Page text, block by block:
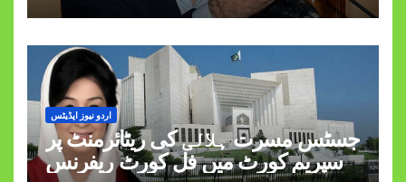
اردو نیوز اپڈیٹس
جسٹس مسرت ہلالی کی ریٹائرمنٹ پر
سپریم کورٹ میں فل کورٹ ریفرنس